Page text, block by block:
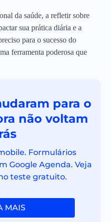
da saúde, a refletir sobre
sua prática diária e a
para o sucesso do
ferramenta poderosa que
para o
não voltam
Formulários
Google Agenda. Veja
teste gratuito.
MAIS